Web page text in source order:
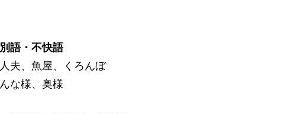
語・不快語
夫、魚屋、くろんぼ
な様、奥様